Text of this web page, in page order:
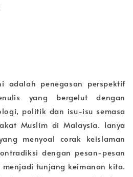
adalah penegasan perspektif
yang bergelut dengan
politik dan isu-isu semasa
Muslim di Malaysia. Ianya
menyoal corak keislaman
dengan pesan-pesan
menjadi tunjang keimanan kita.